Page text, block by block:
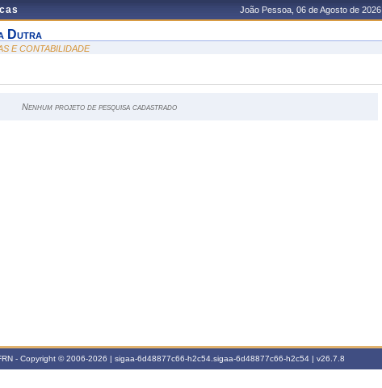
João Pessoa, 06 de Agosto de 2026
Dutra
E CONTABILIDADE
Nenhum projeto de pesquisa cadastrado
- Copyright © 2006-2026 | sigaa-6d48877c66-h2c54.sigaa-6d48877c66-h2c54 | v26.7.8